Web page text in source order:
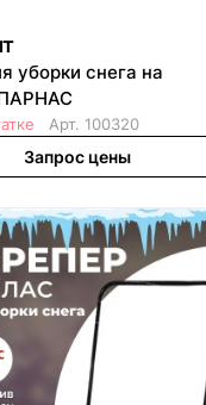
уборки снега на
ПАРНАС
Арт. 100320
Запрос цены